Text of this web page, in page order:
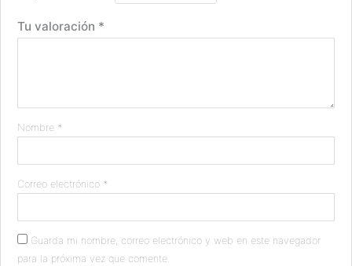
Tu valoración *
Nombre *
Correo electrónico *
Guarda mi nombre, correo electrónico y web en este navegador
para la próxima vez que comente.